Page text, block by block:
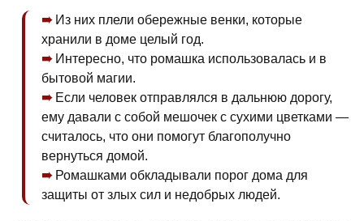
Из них плели обережные венки, которые
хранили в доме целый год.
Интересно, что ромашка использовалась и в
бытовой магии.
Если человек отправлялся в дальнюю дорогу,
ему давали с собой мешочек с сухими цветками —
считалось, что они помогут благополучно
вернуться домой.
Ромашками обкладывали порог дома для
защиты от злых сил и недобрых людей.